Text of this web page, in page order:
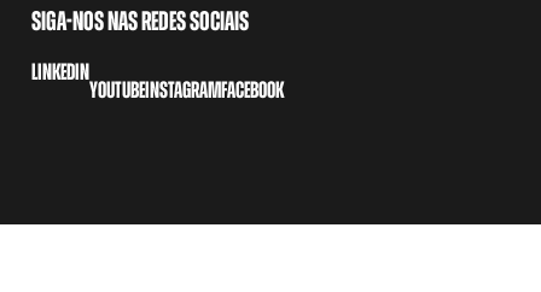
SIGA-NOS NAS REDES SOCIAIS
LINKEDIN
YOUTUBEINSTAGRAMFACEBOOK